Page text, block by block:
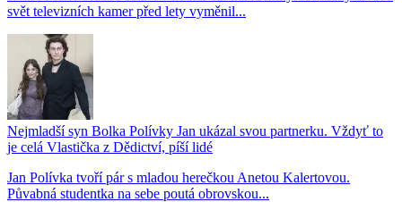
svět televizních kamer před lety vyměnil...
Nejmladší syn Bolka Polívky Jan ukázal svou partnerku. Vždyť to
je celá Vlastička z Dědictví, píší lidé
Jan Polívka tvoří pár s mladou herečkou Anetou Kalertovou.
Půvabná studentka na sebe poutá obrovskou...